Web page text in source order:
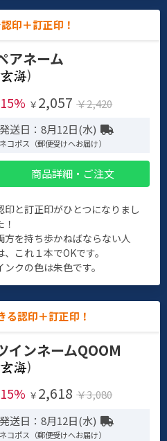
印＋訂正印！
アネーム
)
￥ 2,057 ￥2,420
発送日：8月12日(水)
ネコポス（郵便受けへお届け）
商品詳細・ご注文
印と訂正印がひとつになりまし
！
方を持ち歩かねばならない人
、これ１本でOKです。
ンクの色は朱色です。
る認印＋訂正印！
インネームQOOM
)
￥ 2,618 ￥3,080
発送日：8月12日(水)
ネコポス（郵便受けへお届け）